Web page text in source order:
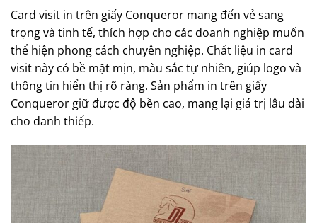
Card visit in trên giấy Conqueror mang đến vẻ sang
trọng và tinh tế, thích hợp cho các doanh nghiệp muốn
thể hiện phong cách chuyên nghiệp. Chất liệu in card
visit này có bề mặt mịn, màu sắc tự nhiên, giúp logo và
thông tin hiển thị rõ ràng. Sản phẩm in trên giấy
Conqueror giữ được độ bền cao, mang lại giá trị lâu dài
cho danh thiếp.